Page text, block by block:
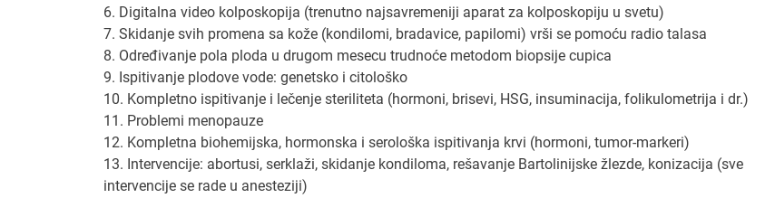
6. Digitalna video kolposkopija (trenutno najsavremeniji aparat za kolposkopiju u svetu)
7. Skidanje svih promena sa kože (kondilomi, bradavice, papilomi) vrši se pomoću radio talasa
8. Određivanje pola ploda u drugom mesecu trudnoće metodom biopsije cupica
9. Ispitivanje plodove vode: genetsko i citološko
10. Kompletno ispitivanje i lečenje steriliteta (hormoni, brisevi, HSG, insuminacija, folikulometrija i dr.)
11. Problemi menopauze
12. Kompletna biohemijska, hormonska i serološka ispitivanja krvi (hormoni, tumor-markeri)
13. Intervencije: abortusi, serklaži, skidanje kondiloma, rešavanje Bartolinijske žlezde, konizacija (sve
intervencije se rade u anesteziji)